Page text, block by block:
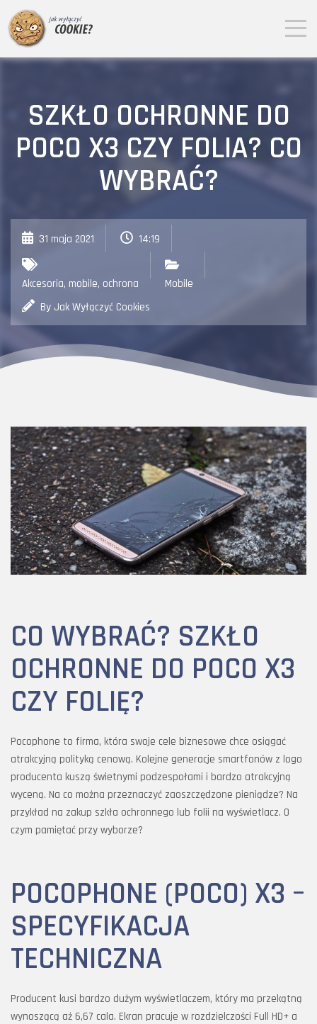
SZKŁO OCHRONNE DO
POCO X3 CZY FOLIA? CO
WYBRAĆ?
31 maja 2021 14:19
Akcesoria, mobile, ochrona
Mobile
By Jak Wyłączyć Cookies
CO WYBRAĆ? SZKŁO
OCHRONNE DO POCO X3
CZY FOLIĘ?
Pocophone to firma, która swoje cele biznesowe chce osiągać
atrakcyjną polityką cenową. Kolejne generacje smartfonów z logo
producenta kuszą świetnymi podzespołami i bardzo atrakcyjną
wyceną. Na co można przeznaczyć zaoszczędzone pieniądze? Na
przykład na zakup szkła ochronnego lub folii na wyświetlacz. O
czym pamiętać przy wyborze?
POCOPHONE (POCO) X3 –
SPECYFIKACJA
TECHNICZNA
Producent kusi bardzo dużym wyświetlaczem, który ma przekątną
wynoszącą aż 6,67 cala. Ekran pracuje w rozdzielczości Full HD+ a